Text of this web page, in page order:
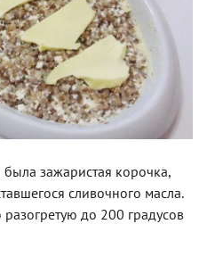
зажаристая корочка,
сливочного масла.
разогретую до 200 градусов